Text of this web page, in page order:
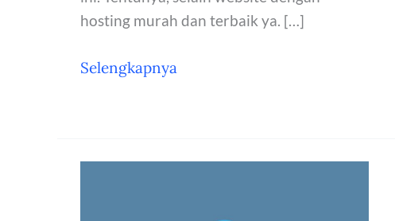
hosting murah dan terbaik ya. […]
5
Marketing
Selengkapnya